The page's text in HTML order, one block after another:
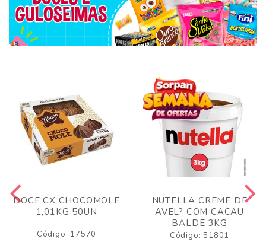
DOCE CX CHOCOMOLE
1,01KG 50UN
Código: 17570
NUTELLA CREME DE
AVEL? COM CACAU
BALDE 3KG
Código: 51801